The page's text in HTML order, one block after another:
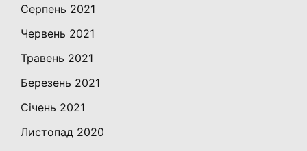
Серпень 2021
Червень 2021
Травень 2021
Березень 2021
Січень 2021
Листопад 2020